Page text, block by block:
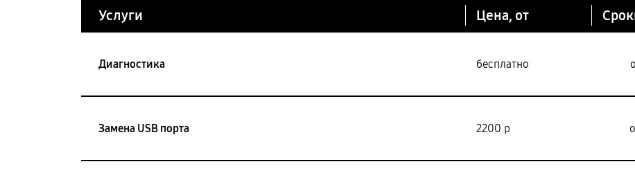
Услуги Цена, от
Диагностика бесплатно
Замена USB порта 2200 р